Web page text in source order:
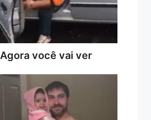
Agora você vai ver